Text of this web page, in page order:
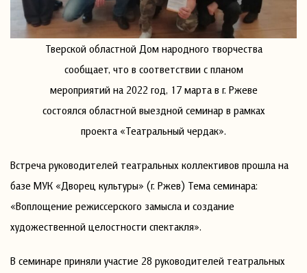
Тверской областной Дом народного творчества
сообщает, что в соответствии с планом
мероприятий на 2022 год, 17 марта в г. Ржеве
состоялся областной выездной семинар в рамках
проекта «Театральный чердак».
Встреча руководителей театральных коллективов прошла на
базе МУК «Дворец культуры» (г. Ржев) Тема семинара:
«Воплощение режиссерского замысла и создание
художественной целостности спектакля».
В семинаре приняли участие 28 руководителей театральных